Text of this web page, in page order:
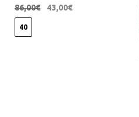
86,00€ 43,00€
40